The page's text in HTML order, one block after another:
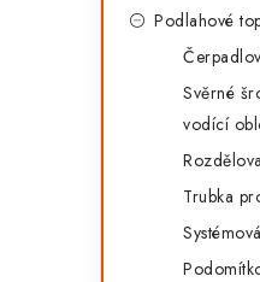
Podlahové
Svěrné
vodící
Trubka